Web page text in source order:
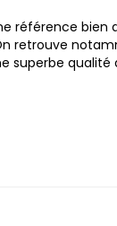
référence
superbe